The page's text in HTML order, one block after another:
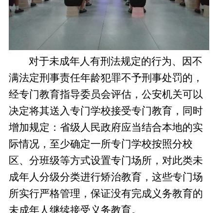
对于未成年人有刑法规定的行为、因不
满法定刑事责任年龄犯罪不予刑事处罚的，
经专门教育指导委员会评估，公安机关可以
决定将其送入专门学校接受专门教育，同时
增加规定：省级人民政府应当结合本地的实
际情况，至少确定一所专门学校按照分校
区、分班级等方式设置专门场所，对此类未
成年人分级分类进行矫治教育，这些专门场
所实行严格管理，保证没有完成义务教育的
未成年人继续接受义务教育。